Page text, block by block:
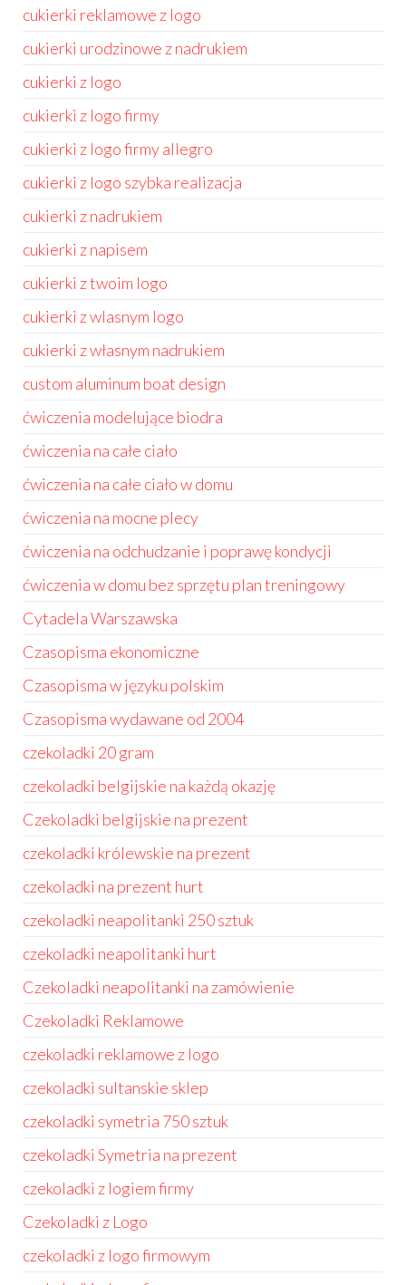
cukierki reklamowe z logo
cukierki urodzinowe z nadrukiem
cukierki z logo
cukierki z logo firmy
cukierki z logo firmy allegro
cukierki z logo szybka realizacja
cukierki z nadrukiem
cukierki z napisem
cukierki z twoim logo
cukierki z wlasnym logo
cukierki z własnym nadrukiem
custom aluminum boat design
ćwiczenia modelujące biodra
ćwiczenia na całe ciało
ćwiczenia na całe ciało w domu
ćwiczenia na mocne plecy
ćwiczenia na odchudzanie i poprawę kondycji
ćwiczenia w domu bez sprzętu plan treningowy
Cytadela Warszawska
Czasopisma ekonomiczne
Czasopisma w języku polskim
Czasopisma wydawane od 2004
czekoladki 20 gram
czekoladki belgijskie na każdą okazję
Czekoladki belgijskie na prezent
czekoladki królewskie na prezent
czekoladki na prezent hurt
czekoladki neapolitanki 250 sztuk
czekoladki neapolitanki hurt
Czekoladki neapolitanki na zamówienie
Czekoladki Reklamowe
czekoladki reklamowe z logo
czekoladki sultanskie sklep
czekoladki symetria 750 sztuk
czekoladki Symetria na prezent
czekoladki z logiem firmy
Czekoladki z Logo
czekoladki z logo firmowym